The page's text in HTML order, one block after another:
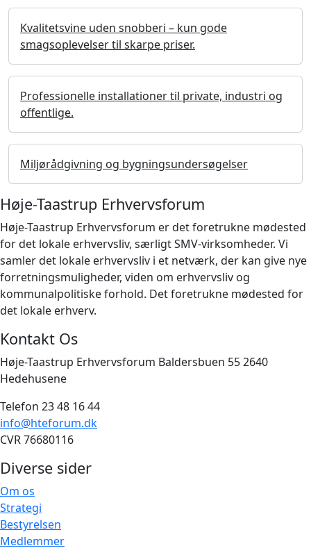
Kvalitetsvine uden snobberi – kun gode
smagsoplevelser til skarpe priser.
Professionelle installationer til private, industri og
offentlige.
Miljørådgivning og bygningsundersøgelser
Høje-Taastrup Erhvervsforum
Høje-Taastrup Erhvervsforum er det foretrukne mødested
for det lokale erhvervsliv, særligt SMV-virksomheder. Vi
samler det lokale erhvervsliv i et netværk, der kan give nye
forretningsmuligheder, viden om erhvervsliv og
kommunalpolitiske forhold. Det foretrukne mødested for
det lokale erhverv.
Kontakt Os
Høje-Taastrup Erhvervsforum Baldersbuen 55 2640
Hedehusene
Telefon 23 48 16 44
info@hteforum.dk
CVR 76680116
Diverse sider
Om os
Strategi
Bestyrelsen
Medlemmer